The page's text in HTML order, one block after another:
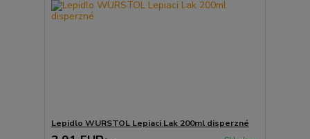
Lepidlo WURSTOL Lepiaci Lak 200ml disperzné